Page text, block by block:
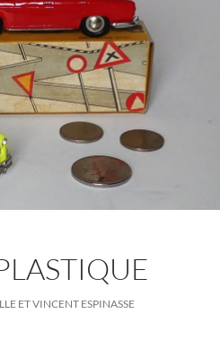
ET VINCENT ESPINASSE